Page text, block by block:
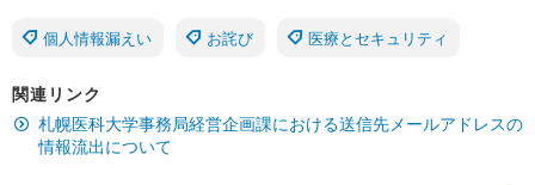
個人情報漏えい お詫び 医療とセキュリティ
関連リンク
札幌医科大学事務局経営企画課における送信先メールアドレスの
情報流出について